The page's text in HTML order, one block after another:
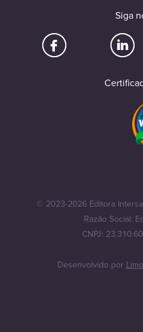
Siga
© 2023-2026 Editora
Razão Social:
CNPJ:
Desenvolvido por